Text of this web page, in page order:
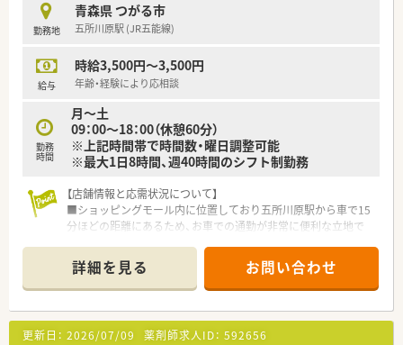
勤務地
青森県 つがる市
五所川原駅 (JR五能線)
給与
時給3,500円～3,500円
年齢・経験により応相談
勤務
時間
月～土
09：00～18：00（休憩60分）
※上記時間帯で時間数・曜日調整可能
※最大1日8時間、週40時間のシフト制勤務
【店舗情報と応需状況について】
■ショッピングモール内に位置しており五所川原駅から車で15
分ほどの距離にあるため、お車での通勤が非常に便利な立地で
■処方箋は1日平均15枚ほどですが面分業を主体としているた
め、多種多様な医療機関からの処方箋に触れることが可能です。
■広域からの処方箋を受け付けていることから医薬品の品目数
も非常に多く、薬剤師としての幅広い知識を習得できる環境で
す。
詳細を見る お問い合わせ
更新日： 2026/07/09 薬剤師求人ID： 592656